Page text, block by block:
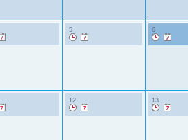
5 6
12 13